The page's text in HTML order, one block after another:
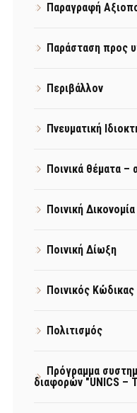
Παραγραφή
Παράσταση προς
Περιβάλλον
Πνευματική
Ποινικά θέματα –
Ποινική Δικονομία
Ποινική Δίωξη
Ποινικός Κώδικας
Πολιτισμός
Πρόγραμμα
διαφορών "UNICS –